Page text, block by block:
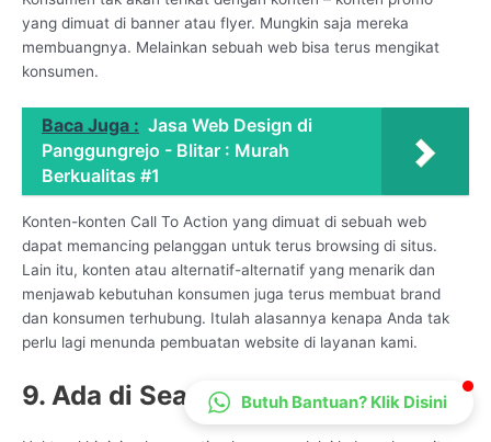
yang dimuat di banner atau flyer. Mungkin saja mereka
membuangnya. Melainkan sebuah web bisa terus mengikat
konsumen.
Baca Juga : Jasa Web Design di
Panggungrejo - Blitar : Murah
Berkualitas #1
Konten-konten Call To Action yang dimuat di sebuah web
dapat memancing pelanggan untuk terus browsing di situs.
Lain itu, konten atau alternatif-alternatif yang menarik dan
menjawab kebutuhan konsumen juga terus membuat brand
dan konsumen terhubung. Itulah alasannya kenapa Anda tak
perlu lagi menunda pembuatan website di layanan kami.
9. Ada di Search EngineButuh Bantuan? Klik Disini